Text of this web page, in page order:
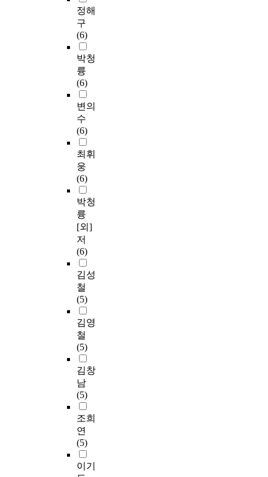
정해
구
(6)
박청
륭
(6)
변의
수
(6)
최휘
웅
(6)
박청
륭
[외]
저
(6)
김성
철
(5)
김영
철
(5)
김창
남
(5)
조희
연
(5)
이기